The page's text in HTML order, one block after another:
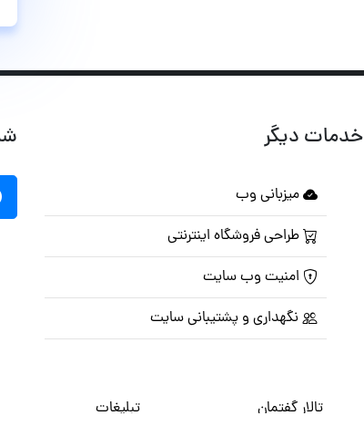
خدمات دیگر
میزبانی وب
طراحی فروشگاه اینترنتی
امنیت وب سایت
نگهداری و پشتیبانی سایت
تالار گفتمان تبلیغات